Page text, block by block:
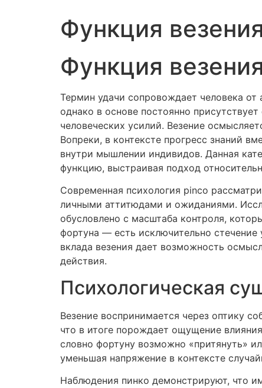
Функция
Функция
Термин удачи сопровождает человека
однако в основе постоянно
человеческих усилий. Везение
Вопреки, в контексте прогресс знаний
внутри мышлении индивидов. Данная
функцию, выстраивая подход
Современная психология pinco
личными аттитюдами и ожиданиями.
обусловлено с масштаба контроля,
фортуна — есть исключительно
вклада везения дает возможность
действия.
Психологическая
Везение воспринимается через оптику
что в итоге порождает ощущение
словно фортуну возможно «притянуть»
уменьшая напряжение в контексте
Наблюдения пинко демонстрируют, что